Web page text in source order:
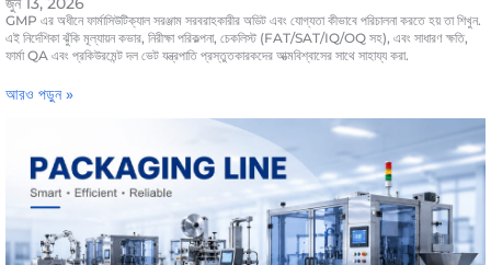
GMP এর অধীনে ফার্মাসিউটিক্যাল সরঞ্জাম সরবরাহকারীর অডিট এবং যোগ্যতা কীভাবে পরিচালনা করতে হয় তা শিখুন.
এই নির্দেশিকা ঝুঁকি মূল্যায়ন কভার, নিরীক্ষা পরিকল্পনা, চেকলিস্ট (FAT/SAT/IQ/OQ সহ), এবং সাধারণ ক্ষতি,
ফার্মা QA এবং প্রকিউরমেন্ট দল ভেট যন্ত্রপাতি প্রস্তুতকারকদের আত্মবিশ্বাসের সাথে সাহায্য করা.
আরও পড়ুন »